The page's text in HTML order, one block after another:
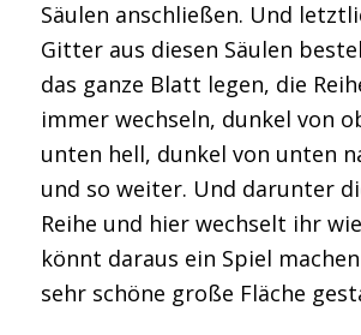
Säulen anschließen. Und
Gitter aus diesen Säulen
das ganze Blatt legen, die
immer wechseln, dunkel von
unten hell, dunkel von unten
und so weiter. Und darunter
Reihe und hier wechselt ihr
könnt daraus ein Spiel
sehr schöne große Fläche